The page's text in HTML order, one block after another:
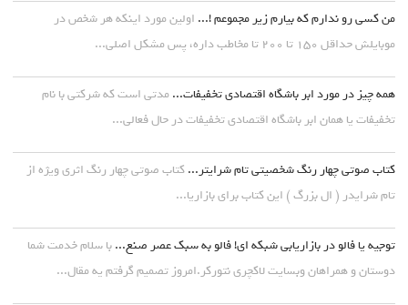
من کسی رو ندارم که بیارم زیر مجموعم !... اولین مورد اینکه هر شخص در
موبایلش حداقل ۱۵۰ تا ۲۰۰ تا مخاطب داره، پس مشکل اصلی...
همه چیز در مورد ابر باشگاه اقتصادی تخفیفات... مدتی است که شرکتی با نام
تخفیفات یا همان ابر باشگاه اقتصادی تخفیفات در حال فعالی...
کتاب صوتی چهار رنگ شخصیتی تام شرایتر... کتاب صوتی چهار رنگ اثری ویژه از
تام شرایدر ( ال بزرگ ) این کتاب برای بازاریا...
توجیه یا فالو در بازاریابی شبکه ای! فالو به سبک عصر صنع... با سلام خدمت شما
دوستان و همراهان وبسایت لاکچری نتورکر.امروز تصمیم گرفتم یه مقال...